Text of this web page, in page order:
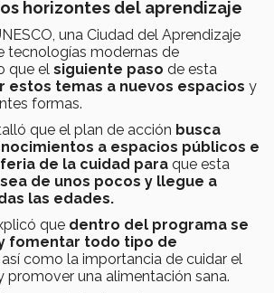
horizontes del aprendizaje
una Ciudad del Aprendizaje
tecnologías modernas de
que el siguiente paso de esta
estos temas a nuevos espacios y
formas.
que el plan de acción busca
a espacios públicos e
de la cuidad para que esta
de unos pocos y llegue a
las edades.
que dentro del programa se
fomentar todo tipo de
así como la importancia de cuidar el
promover una alimentación sana.